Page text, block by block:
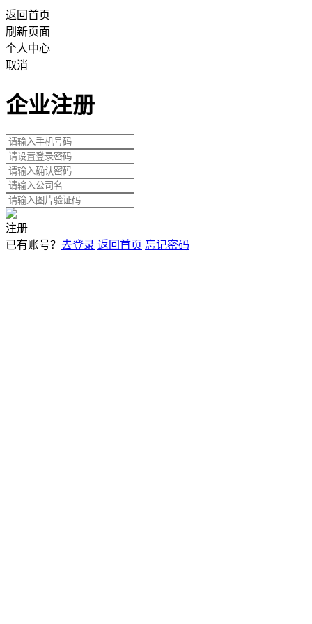
返回首页
刷新页面
个人中心
取消
企业注册
注册
已有账号？ 去登录 返回首页 忘记密码